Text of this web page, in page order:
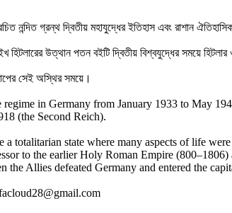
রচিত নন্দিত গ্রন্থ দ্বিতীয় মহাযুদ্ধের ইতিহাস এবং রাশান
উত্থান পতন বইটি দ্বিতীয় বিশ্বযুদ্ধের সময়ে
সেই অস্থির সময়ে।
in Germany from January 1933 to May
(the Second Reich).
a totalitarian state where many aspects of life
to the earlier Holy Roman Empire
the Allies defeated Germany and entered the